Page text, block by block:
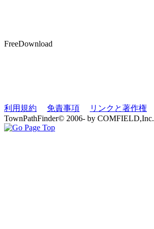
FreeDownload
利用規約 免責事項 リンクと著作権
TownPathFinder© 2006- by COMFIELD,Inc.